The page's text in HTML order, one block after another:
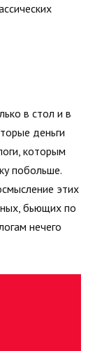
в стол и в
деньги
которым
побольше.
этих
бьющих по
нечего